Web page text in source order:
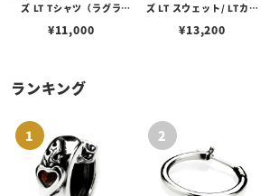
ズ LT Tシャツ（ラグラ
ラック/ベージュ/6.2oz）
¥11,000
ズ LT スウェット/ LTカレ
ン/ホワイト/10.0oz）
¥13,200
ランキング